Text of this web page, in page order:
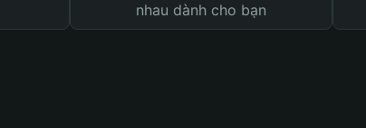
nhau dành cho bạn